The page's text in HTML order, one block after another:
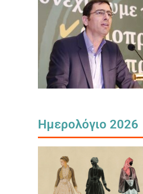
Ημερολόγιο 2026